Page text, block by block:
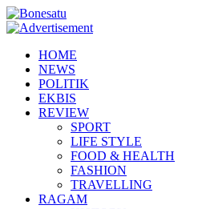
HOME
NEWS
POLITIK
EKBIS
REVIEW
SPORT
LIFE STYLE
FOOD & HEALTH
FASHION
TRAVELLING
RAGAM